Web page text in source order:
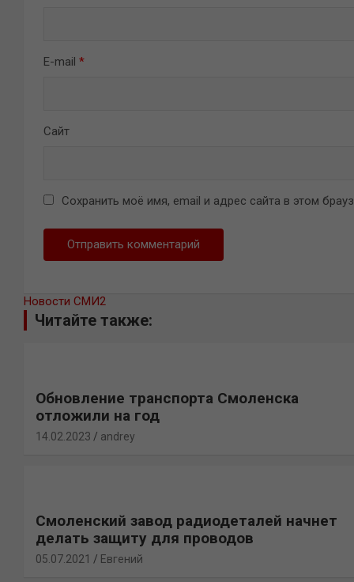
E-mail *
Сайт
Сохранить моё имя, email и адрес сайта в этом
Новости СМИ2
Читайте также:
Обновление транспорта Смоленска
отложили на год
14.02.2023 andrey
Смоленский завод радиодеталей начнет
делать защиту для проводов
05.07.2021 Евгений